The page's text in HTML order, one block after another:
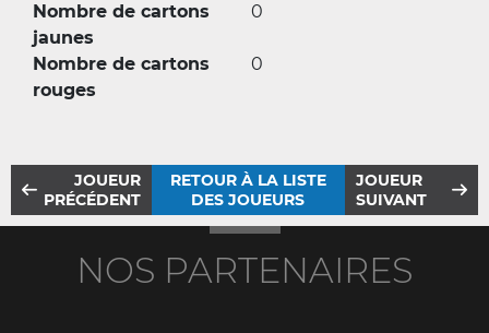
Nombre de cartons
jaunes
0
Nombre de cartons
rouges
0
JOUEUR
PRÉCÉDENT
RETOUR À LA LISTE
DES JOUEURS
JOUEUR
SUIVANT
NOS PARTENAIRES